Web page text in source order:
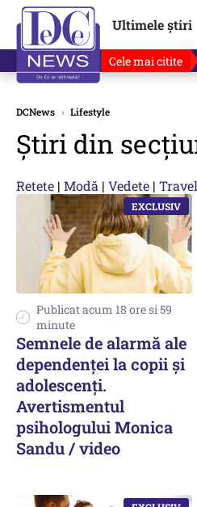
Ultimele știri
Cele mai citite
DCNews › Lifestyle
Știri din
Retete | Modă | Vedete | Travel
Publicat acum 18 ore si 59
minute
Semnele de alarmă ale
dependenței la copii și
adolescenți.
Avertismentul
psihologului Monica
Sandu / video